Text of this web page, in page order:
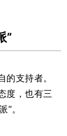
”
的支持者。
度，也有三
”。